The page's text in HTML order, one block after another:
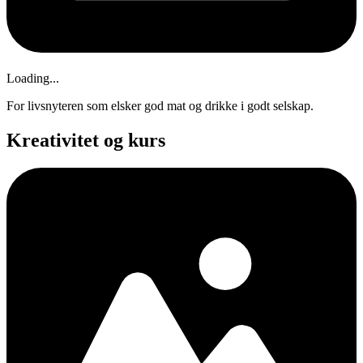
Loading...
For livsnyteren som elsker god mat og drikke i godt selskap.
Kreativitet og kurs